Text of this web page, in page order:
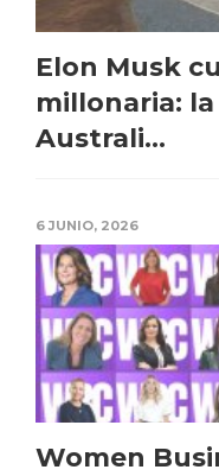
Elon Musk
millonaria:
Australi...
6 JUNIO, 2026
Women